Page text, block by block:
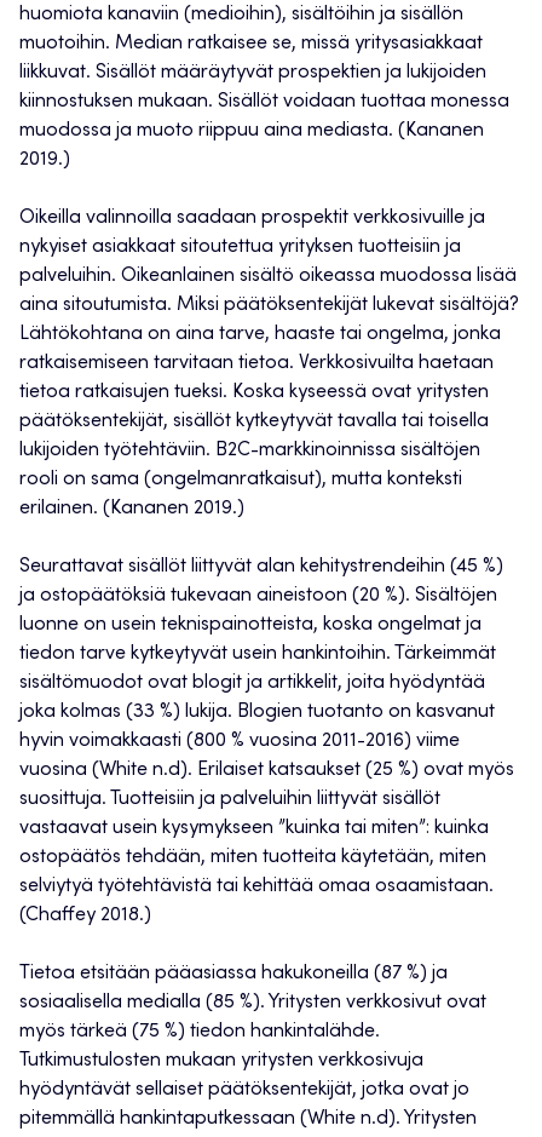
huomiota kanaviin (medioihin), sisältöihin ja sisällön
muotoihin. Median ratkaisee se, missä yritysasiakkaat
liikkuvat. Sisällöt määräytyvät prospektien ja lukijoiden
kiinnostuksen mukaan. Sisällöt voidaan tuottaa monessa
muodossa ja muoto riippuu aina mediasta. (Kananen
2019.)
Oikeilla valinnoilla saadaan prospektit verkkosivuille ja
nykyiset asiakkaat sitoutettua yrityksen tuotteisiin ja
palveluihin. Oikeanlainen sisältö oikeassa muodossa lisää
aina sitoutumista. Miksi päätöksentekijät lukevat sisältöjä?
Lähtökohtana on aina tarve, haaste tai ongelma, jonka
ratkaisemiseen tarvitaan tietoa. Verkkosivuilta haetaan
tietoa ratkaisujen tueksi. Koska kyseessä ovat yritysten
päätöksentekijät, sisällöt kytkeytyvät tavalla tai toisella
lukijoiden työtehtäviin. B2C-markkinoinnissa sisältöjen
rooli on sama (ongelmanratkaisut), mutta konteksti
erilainen. (Kananen 2019.)
Seurattavat sisällöt liittyvät alan kehitystrendeihin (45 %)
ja ostopäätöksiä tukevaan aineistoon (20 %). Sisältöjen
luonne on usein teknispainotteista, koska ongelmat ja
tiedon tarve kytkeytyvät usein hankintoihin. Tärkeimmät
sisältömuodot ovat blogit ja artikkelit, joita hyödyntää
joka kolmas (33 %) lukija. Blogien tuotanto on kasvanut
hyvin voimakkaasti (800 % vuosina 2011-2016) viime
vuosina (White n.d). Erilaiset katsaukset (25 %) ovat myös
suosittuja. Tuotteisiin ja palveluihin liittyvät sisällöt
vastaavat usein kysymykseen ”kuinka tai miten”: kuinka
ostopäätös tehdään, miten tuotteita käytetään, miten
selviytyä työtehtävistä tai kehittää omaa osaamistaan.
(Chaffey 2018.)
Tietoa etsitään pääasiassa hakukoneilla (87 %) ja
sosiaalisella medialla (85 %). Yritysten verkkosivut ovat
myös tärkeä (75 %) tiedon hankintalähde.
Tutkimustulosten mukaan yritysten verkkosivuja
hyödyntävät sellaiset päätöksentekijät, jotka ovat jo
pitemmällä hankintaputkessaan (White n.d). Yritysten